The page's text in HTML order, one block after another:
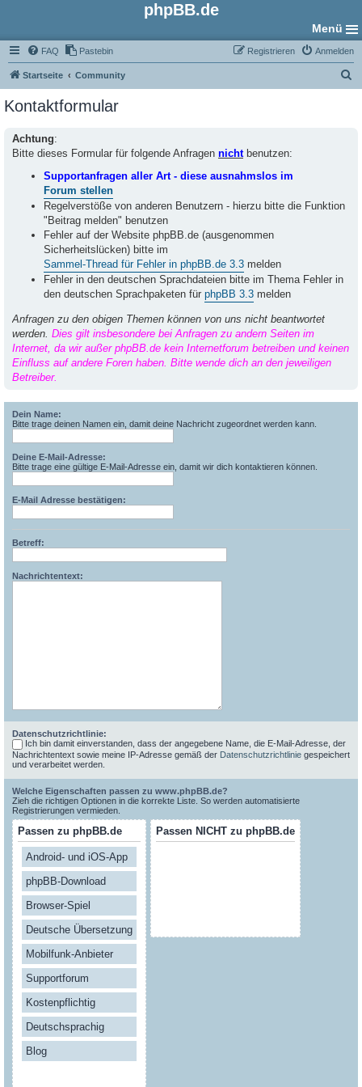
phpBB.de
Menü
FAQ Pastebin Anmelden
Registrieren
Startseite Community
Kontaktformular
Achtung:
Bitte dieses Formular für folgende Anfragen nichtbenutzen:
Supportanfragen aller Art - diese ausnahmslos im
Forum stellen
Regelverstöße von anderen Benutzern - hierzu bitte die Funktion
"Beitrag melden" benutzen
Fehler auf der Website phpBB.de (ausgenommen
Sicherheitslücken) bitte im
Sammel-Thread für Fehler in phpBB.de 3.3 melden
Fehler in den deutschen Sprachdateien bitte im Thema Fehler in
den deutschen Sprachpaketen für phpBB 3.3 melden
Anfragen zu den obigen Themen können von uns nicht beantwortet
werden. Dies gilt insbesondere bei Anfragen zu andern Seiten im
Internet, da wir außer phpBB.de kein Internetforum betreiben und keinen
Einfluss auf andere Foren haben. Bitte wende dich an den jeweiligen
Betreiber.
Dein Name:
Bitte trage deinen Namen ein, damit deine Nachricht zugeordnet werden kann.
Deine E-Mail-Adresse:
Bitte trage eine gültige E-Mail-Adresse ein, damit wir dich kontaktieren können.
E-Mail Adresse bestätigen:
Betreff:
Nachrichtentext:
Datenschutzrichtlinie:
Ich bin damit einverstanden, dass der angegebene Name, die E-Mail-Adresse, der
Nachrichtentext sowie meine IP-Adresse gemäß der Datenschutzrichtlinie gespeichert
und verarbeitet werden.
Welche Eigenschaften passen zu www.phpBB.de?
Zieh die richtigen Optionen in die korrekte Liste. So werden automatisierte
Registrierungen vermieden.
Passen zu phpBB.de
Android- und iOS-App
phpBB-Download
Browser-Spiel
Deutsche Übersetzung
Mobilfunk-Anbieter
Supportforum
Kostenpflichtig
Deutschsprachig
Blog
Passen NICHT zu phpBB.de